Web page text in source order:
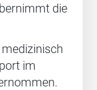
die
im